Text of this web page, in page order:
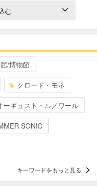
む
/博物館
クロード・モネ
ーギュスト・ルノワール
SONIC
キーワードをもっと見る